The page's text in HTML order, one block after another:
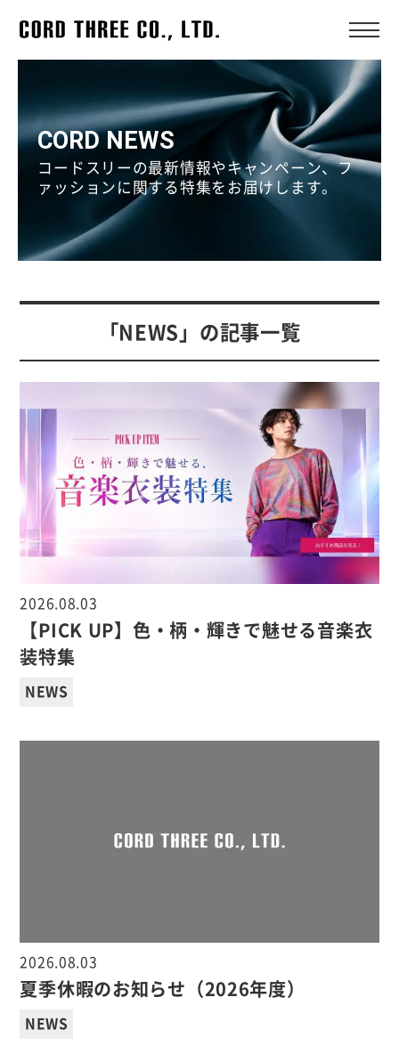
CORD NEWS
コードスリーの最新情報やキャンペーン、フ
ァッションに関する特集をお届けします。
「NEWS」の記事一覧
2026.08.03
【PICK UP】色・柄・輝きで魅せる音楽衣
装特集
NEWS
2026.08.03
夏季休暇のお知らせ（2026年度）
NEWS